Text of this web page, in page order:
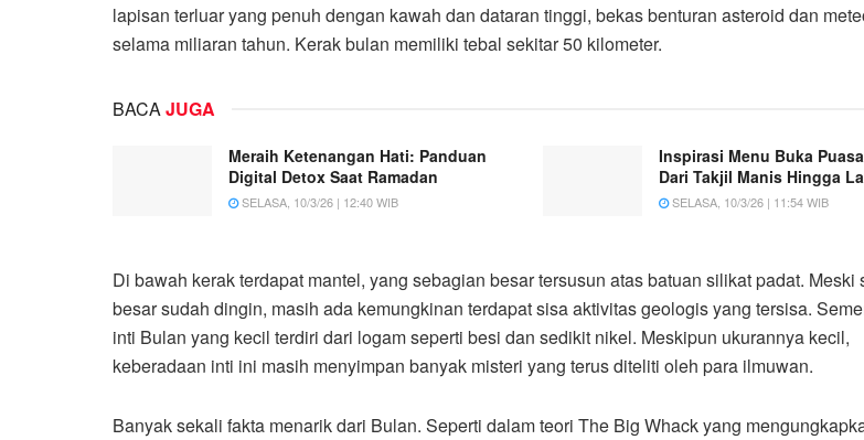
lapisan terluar yang penuh dengan kawah dan dataran tinggi, bekas benturan asteroid dan
selama miliaran tahun. Kerak bulan memiliki tebal sekitar 50 kilometer.
BACAJUGA
Meraih Ketenangan Hati: Panduan
Digital Detox Saat Ramadan
SELASA, 10/3/26 | 12:40 WIB
Inspirasi Menu Buka
Dari Takjil Manis Hingga
SELASA, 10/3/26 | 11:54 WIB
Di bawah kerak terdapat mantel, yang sebagian besar tersusun atas batuan silikat padat. Meski
besar sudah dingin, masih ada kemungkinan terdapat sisa aktivitas geologis yang tersisa.
inti Bulan yang kecil terdiri dari logam seperti besi dan sedikit nikel. Meskipun ukurannya kecil,
keberadaan inti ini masih menyimpan banyak misteri yang terus diteliti oleh para ilmuwan.
Banyak sekali fakta menarik dari Bulan. Seperti dalam teori The Big Whack yang